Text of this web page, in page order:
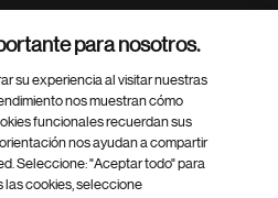
para nosotros.
su experiencia al visitar nuestras
nos muestran cómo
funcionales recuerdan sus
nos ayudan a compartir
Seleccione: "Aceptar todo" para
las cookies, seleccione